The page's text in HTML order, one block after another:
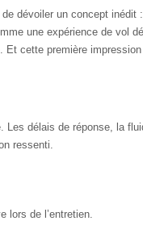
dévoiler un concept inédit
une expérience de vol
Et cette première
délais de réponse, la
ressenti.
lors de l’entretien.